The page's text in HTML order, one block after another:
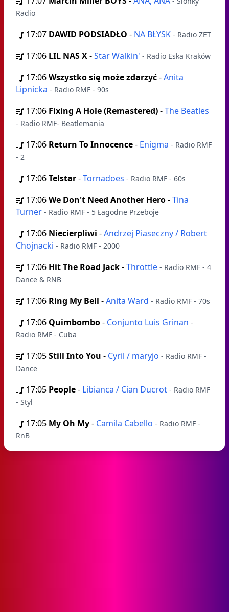
Radio
17:07 DAWID PODSIADŁO - NA BŁYSK - Radio ZET
17:06 LIL NAS X-Star Walkin' - Radio Eska Kraków
17:06Wszystko się może zdarzyć-Anita
Lipnicka - Radio RMF - 90s
17:06 Fixing A Hole (Remastered)-The Beatles
- Radio RMF- Beatlemania
17:06 Return To Innocence- Enigma - Radio RMF
- 2
17:06Telstar-Tornadoes - Radio RMF - 60s
17:06We Don't Need Another Hero-Tina
Turner - Radio RMF - 5 Łagodne Przeboje
17:06 Niecierpliwi -Andrzej Piaseczny / Robert
Chojnacki - Radio RMF - 2000
17:06 Hit The Road Jack-Throttle - Radio RMF - 4
Dance & RNB
17:06 Ring My Bell -Anita Ward - Radio RMF - 70s
17:06 Quimbombo- Conjunto Luis Grinan -
Radio RMF - Cuba
17:05Still Into You - Cyril / maryjo - Radio RMF -
Dance
17:05 People- Libianca / Cian Ducrot - Radio RMF
- Styl
17:05 My Oh My- Camila Cabello - Radio RMF -
RnB